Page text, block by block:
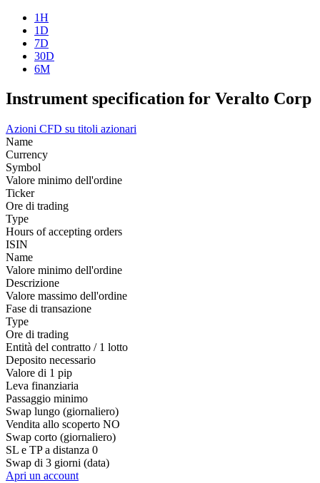
1H
1D
7D
30D
6M
Instrument specification for Veralto Corp
Azioni CFD su titoli azionari
Name
Currency
Symbol
Valore minimo dell'ordine
Ticker
Ore di trading
Type
Hours of accepting orders
ISIN
Name
Valore minimo dell'ordine
Descrizione
Valore massimo dell'ordine
Fase di transazione
Type
Ore di trading
Entità del contratto / 1 lotto
Deposito necessario
Valore di 1 pip
Leva finanziaria
Passaggio minimo
Swap lungo (giornaliero)
Vendita allo scoperto NO
Swap corto (giornaliero)
SL e TP a distanza 0
Swap di 3 giorni (data)
Apri un account